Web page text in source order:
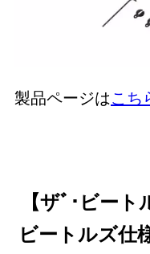
製品ページはこち
【ザﾞ･ビート
ビートルズ仕